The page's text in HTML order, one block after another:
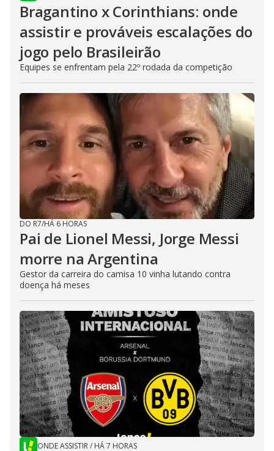
Bragantino x Corinthians: onde
assistir e prováveis escalações do
jogo pelo Brasileirão
Equipes se enfrentam pela 22º rodada da competição
DO R7/HÁ 6 HORAS
Pai de Lionel Messi, Jorge Messi
morre na Argentina
Gestor da carreira do camisa 10 vinha lutando contra
doença há meses
ONDE ASSISTIR/ HÁ 7 HORAS